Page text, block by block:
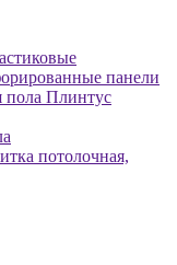
панели
Плинтус
потолочная,